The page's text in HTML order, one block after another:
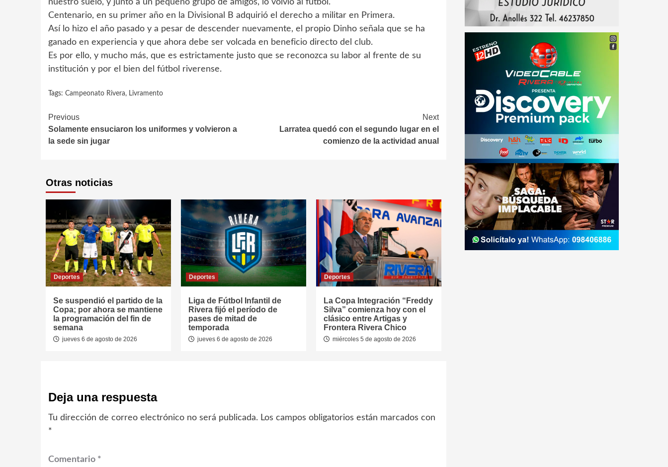
nuestro suelo, y junto a un pequeño grupo de amigos, lo volvió al fútbol.
Centenario, en su primer año en la Divisional B adquirió el derecho a militar en Primera.
Así lo hizo el año pasado y a pesar de descender nuevamente, el propio Dinho señala que se ha
ganado en experiencia y que ahora debe ser volcada en beneficio directo del club.
Es por ello, y mucho más, que es estrictamente justo que se reconozca su labor al frente de su
institución y por el bien del fútbol riverense.
Tags: Campeonato Rivera, Livramento
Continue
Reading
Previous
Solamente ensuciaron los uniformes y volvieron a
la sede sin jugar
Next
Larratea quedó con el segundo lugar en el
comienzo de la actividad anual
Otras noticias
Deportes
Se suspendió el partido de la
Copa; por ahora se mantiene
la programación del fin de
semana
jueves 6 de agosto de 2026
Deportes
Liga de Fútbol Infantil de
Rivera fijó el período de
pases de mitad de
temporada
jueves 6 de agosto de 2026
Deportes
La Copa Integración “Freddy
Silva” comienza hoy con el
clásico entre Artigas y
Frontera Rivera Chico
miércoles 5 de agosto de 2026
Deja una respuesta
Tu dirección de correo electrónico no será publicada. Los campos obligatorios están marcados con
*
Comentario *